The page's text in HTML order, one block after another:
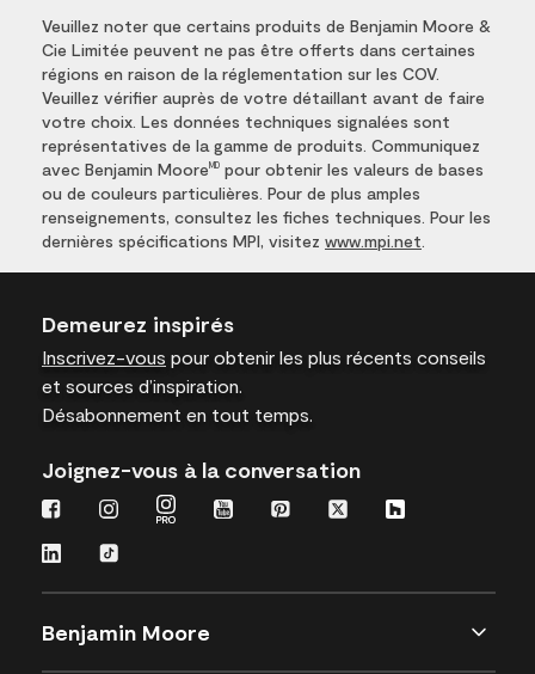
Veuillez noter que certains produits de Benjamin Moore &
Cie Limitée peuvent ne pas être offerts dans certaines
régions en raison de la réglementation sur les COV.
Veuillez vérifier auprès de votre détaillant avant de faire
votre choix. Les données techniques signalées sont
représentatives de la gamme de produits. Communiquez
avec Benjamin Moore MD pour obtenir les valeurs de bases
ou de couleurs particulières. Pour de plus amples
renseignements, consultez les fiches techniques. Pour les
dernières spécifications MPI, visitez www.mpi.net
Demeurez inspirés
Inscrivez-vous pour obtenir les plus récents conseils
et sources d’inspiration.
Désabonnement en tout temps.
Joignez-vous à la conversation
Benjamin Moore